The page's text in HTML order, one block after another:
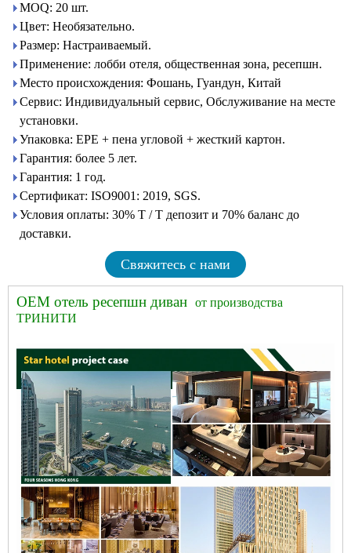
MOQ: 20 шт.
Цвет: Необязательно.
Размер: Настраиваемый.
Применение: лобби отеля, общественная зона, ресепшн.
Место происхождения: Фошань, Гуандун, Китай
Сервис: Индивидуальный сервис, Обслуживание на месте
установки.
Упаковка: EPE + пена угловой + жесткий картон.
Гарантия: более 5 лет.
Гарантия: 1 год.
Сертификат: ISO9001: 2019, SGS.
Условия оплаты: 30% T / T депозит и 70% баланс до
доставки.
Свяжитесь с нами
OEM отель ресепшн диван от производства
ТРИНИТИ